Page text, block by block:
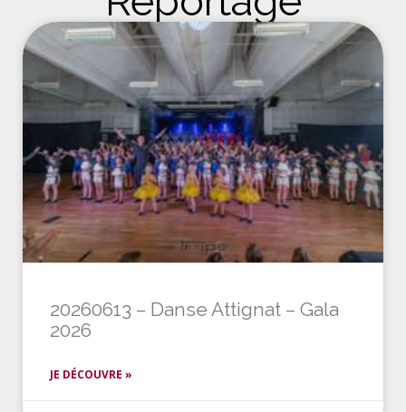
20260613 – Danse Attignat – Gala
2026
JE DÉCOUVRE »